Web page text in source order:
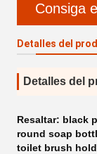
Consiga
Detalles del
Detalles del
Resaltar: black
round soap
toilet brush